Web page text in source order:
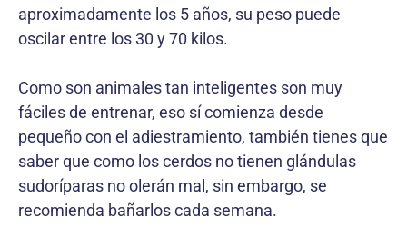
aproximadamente los 5 años, su peso puede
oscilar entre los 30 y 70 kilos.
Como son animales tan inteligentes son muy
fáciles de entrenar, eso sí comienza desde
pequeño con el adiestramiento, también tienes que
saber que como los cerdos no tienen glándulas
sudoríparas no olerán mal, sin embargo, se
recomienda bañarlos cada semana.